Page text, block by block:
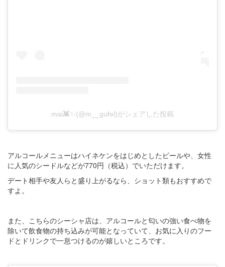
mai👾✨(@m__gufel)がシェアした投稿
アルコールメニューはハイネケンをはじめとしたビールや、女性
に人気のシードルなどが770円（税込）でいただけます。
デート相手や友人らと盛り上がるなら、ショット類もおすすめで
すよ。
また、こちらのシーシャ店は、アルコールと匂いの強い食べ物を
除いて飲食物の持ち込みが可能となっていて、お気に入りのフー
ドとドリンクで一息つけるのが嬉しいところです。